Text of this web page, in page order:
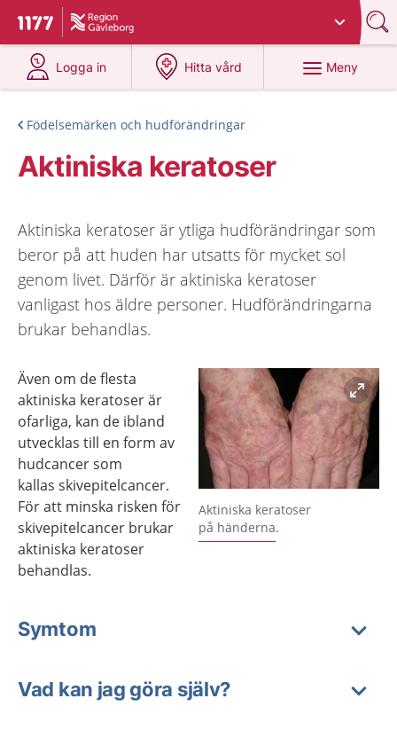
Till startsidan för 1177
Du har valt region
Logga in
på 1177.se
Hitta vård
på 1177.se
Meny
Födelsemärken och hudförändringar
Aktiniska keratoser
Aktiniska keratoser är ytliga hudförändringar som
beror på att huden har utsatts för mycket sol
genom livet. Därför är aktiniska keratoser
vanligast hos äldre personer. Hudförändringarna
brukar behandlas.
Förstora bilden
Aktiniska keratoser
på händerna.
Även om de flesta
aktiniska keratoser är
ofarliga, kan de ibland
utvecklas till en form av
hudcancer som
kallas skivepitelcancer.
För att minska risken för
skivepitelcancer brukar
aktiniska keratoser
behandlas.
Symtom
Vad kan jag göra själv?